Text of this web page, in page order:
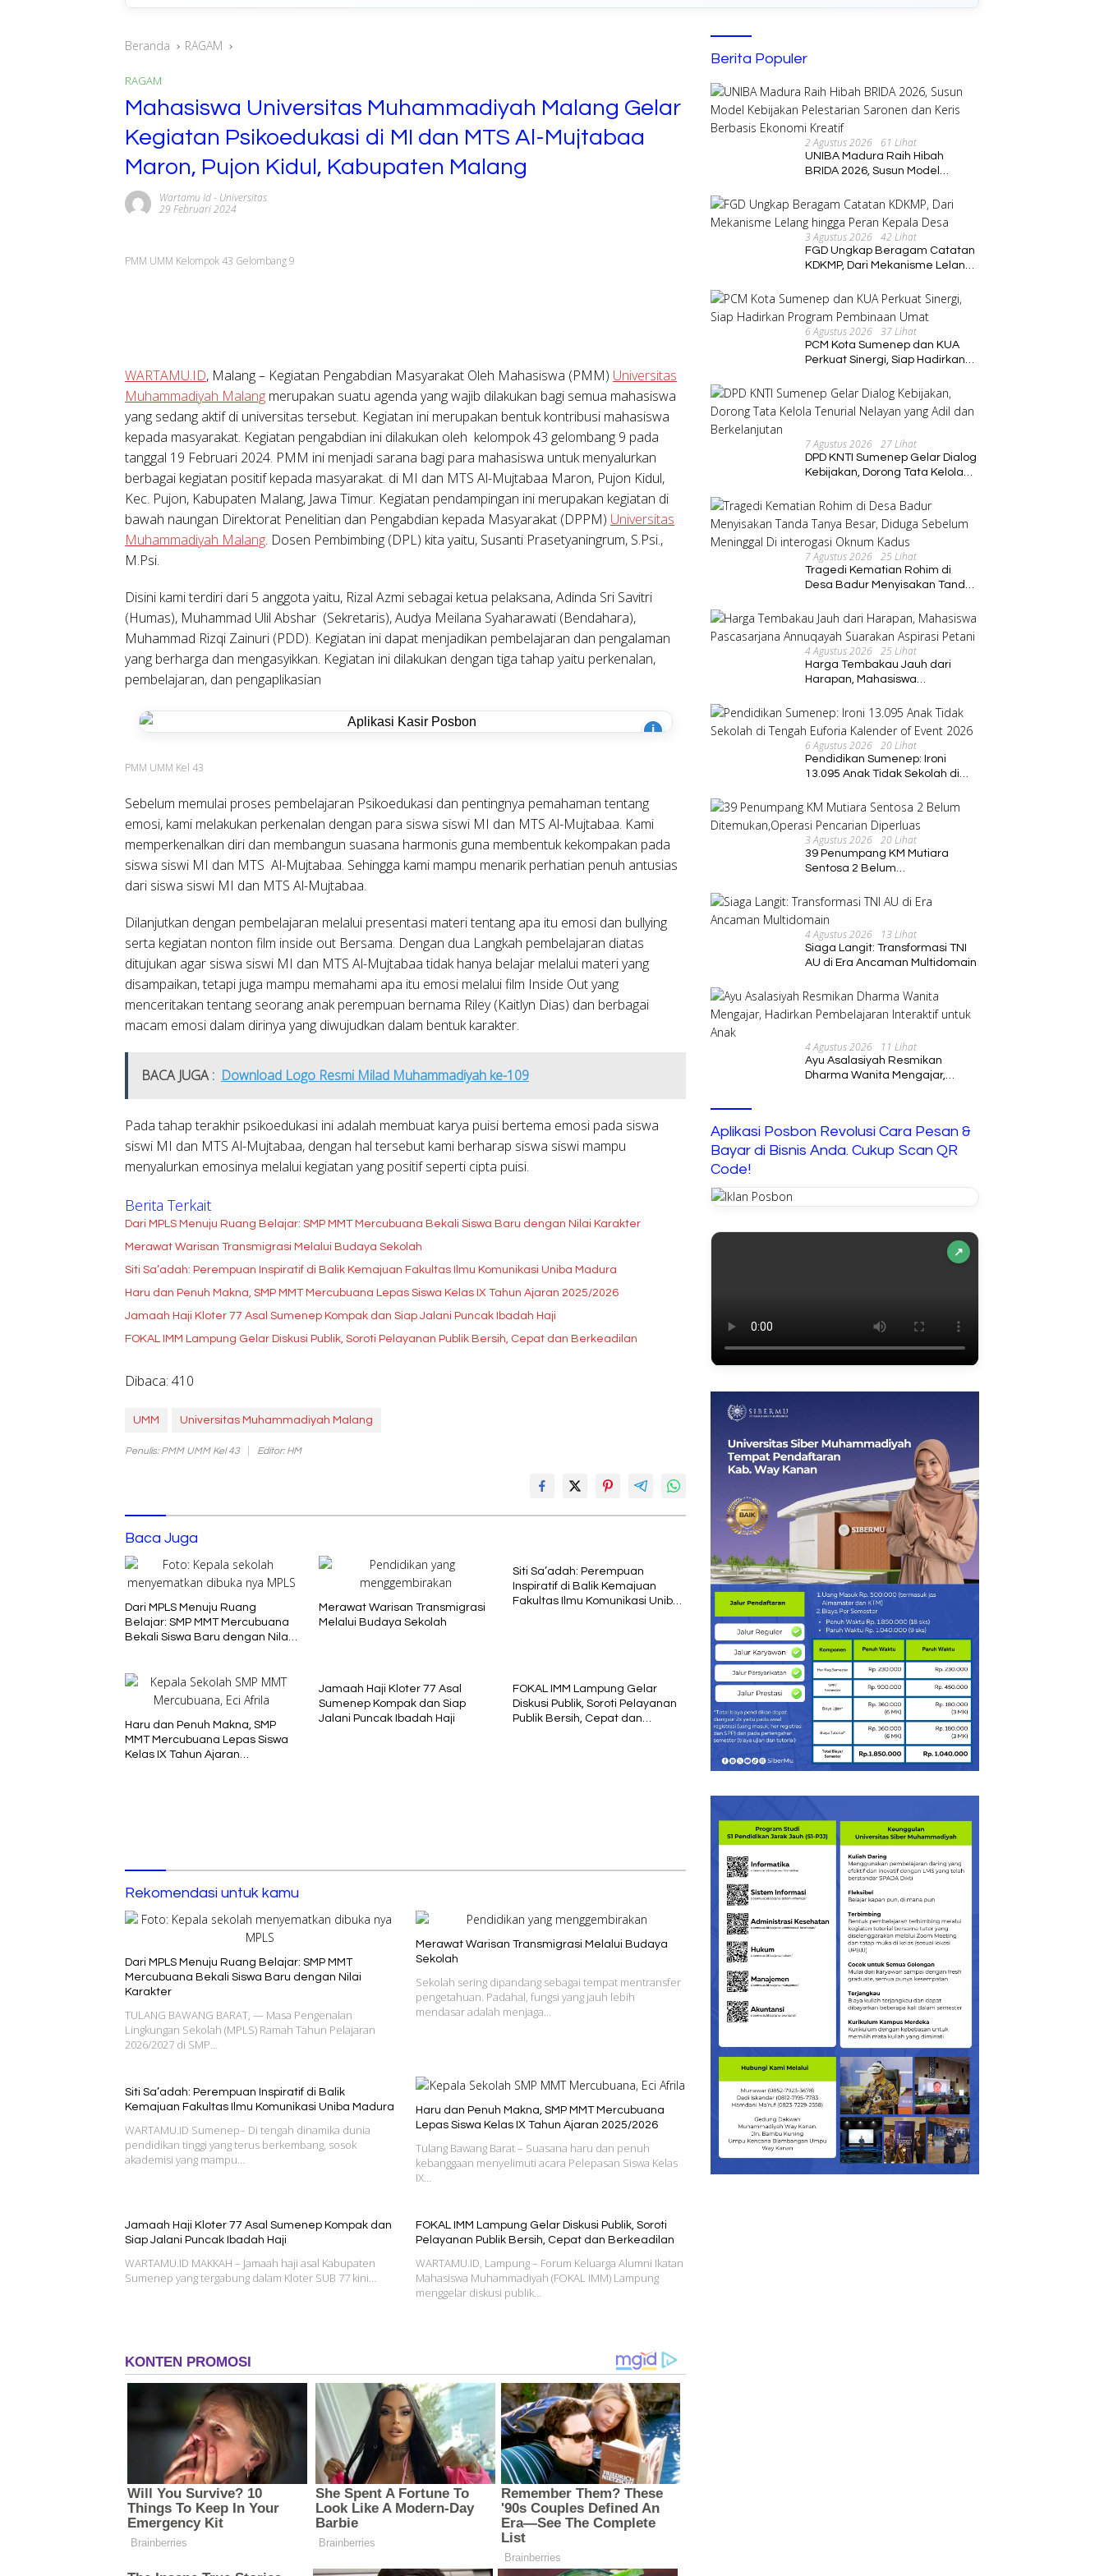
Beranda RAGAM
RAGAM
Mahasiswa Universitas Muhammadiyah Malang Gelar
Kegiatan Psikoedukasi di MI dan MTS Al-Mujtabaa
Maron, Pujon Kidul, Kabupaten Malang
Wartamu Id- Universitas
29 Februari 2024
PMM UMM Kelompok 43 Gelombang 9
WARTAMU.ID, Malang – Kegiatan Pengabdian Masyarakat Oleh Mahasiswa (PMM) Universitas
Muhammadiyah Malang merupakan suatu agenda yang wajib dilakukan bagi semua mahasiswa
yang sedang aktif di universitas tersebut. Kegiatan ini merupakan bentuk kontribusi mahasiswa
kepada masyarakat. Kegiatan pengabdian ini dilakukan oleh kelompok 43 gelombang 9 pada
tanggal 19 Februari 2024. PMM ini menjadi sarana bagi para mahasiswa untuk menyalurkan
berbagai kegiatan positif kepada masyarakat. di MI dan MTS Al-Mujtabaa Maron, Pujon Kidul,
Kec. Pujon, Kabupaten Malang, Jawa Timur. Kegiatan pendampingan ini merupakan kegiatan di
bawah naungan Direktorat Penelitian dan Pengabdian kepada Masyarakat (DPPM) Universitas
Muhammadiyah Malang. Dosen Pembimbing (DPL) kita yaitu, Susanti Prasetyaningrum, S.Psi.,
M.Psi.
Disini kami terdiri dari 5 anggota yaitu, Rizal Azmi sebagai ketua pelaksana, Adinda Sri Savitri
(Humas), Muhammad Ulil Abshar (Sekretaris), Audya Meilana Syaharawati (Bendahara),
Muhammad Rizqi Zainuri (PDD). Kegiatan ini dapat menjadikan pembelajaran dan pengalaman
yang berharga dan mengasyikkan. Kegiatan ini dilakukan dengan tiga tahap yaitu perkenalan,
pembelajaran, dan pengaplikasian
i
PMM UMM Kel 43
Sebelum memulai proses pembelajaran Psikoedukasi dan pentingnya pemahaman tentang
emosi, kami melakukan perkenalan dengan para siswa siswi MI dan MTS Al-Mujtabaa. Kami
memperkenalkan diri dan membangun suasana harmonis guna membentuk kekompakan pada
siswa siswi MI dan MTS Al-Mujtabaa. Sehingga kami mampu menarik perhatian penuh antusias
dari siswa siswi MI dan MTS Al-Mujtabaa.
Dilanjutkan dengan pembelajaran melalui presentasi materi tentang apa itu emosi dan bullying
serta kegiatan nonton film inside out Bersama. Dengan dua Langkah pembelajaran diatas
ditujukan agar siswa siswi MI dan MTS Al-Mujtabaa tidak hanya belajar melalui materi yang
disampaikan, tetapi juga mampu memahami apa itu emosi melalui film Inside Out yang
menceritakan tentang seorang anak perempuan bernama Riley (Kaitlyn Dias) dan berbagai
macam emosi dalam dirinya yang diwujudkan dalam bentuk karakter.
BACA JUGA : Download Logo Resmi Milad Muhammadiyah ke-109
Pada tahap terakhir psikoedukasi ini adalah membuat karya puisi bertema emosi pada siswa
siswi MI dan MTS Al-Mujtabaa, dengan hal tersebut kami berharap siswa siswi mampu
menyalurkan emosinya melalui kegiatan yang positif seperti cipta puisi.
Berita Terkait
Dari MPLS Menuju Ruang Belajar: SMP MMT Mercubuana Bekali Siswa Baru dengan Nilai Karakter
Merawat Warisan Transmigrasi Melalui Budaya Sekolah
Siti Sa’adah: Perempuan Inspiratif di Balik Kemajuan Fakultas Ilmu Komunikasi Uniba Madura
Haru dan Penuh Makna, SMP MMT Mercubuana Lepas Siswa Kelas IX Tahun Ajaran 2025/2026
Jamaah Haji Kloter 77 Asal Sumenep Kompak dan Siap Jalani Puncak Ibadah Haji
FOKAL IMM Lampung Gelar Diskusi Publik, Soroti Pelayanan Publik Bersih, Cepat dan Berkeadilan
Dibaca: 410
UMM Universitas Muhammadiyah Malang
Penulis: PMM UMM Kel 43 Editor: HM
Baca Juga
Dari MPLS Menuju Ruang
Belajar: SMP MMT Mercubuana
Bekali Siswa Baru dengan Nilai
Merawat Warisan Transmigrasi
Melalui Budaya Sekolah
Siti Sa’adah: Perempuan
Inspiratif di Balik Kemajuan
Fakultas Ilmu Komunikasi Uniba
Haru dan Penuh Makna, SMP
MMT Mercubuana Lepas Siswa
Kelas IX Tahun Ajaran
Jamaah Haji Kloter 77 Asal
Sumenep Kompak dan Siap
Jalani Puncak Ibadah Haji
FOKAL IMM Lampung Gelar
Diskusi Publik, Soroti Pelayanan
Publik Bersih, Cepat dan
Rekomendasi untuk kamu
Dari MPLS Menuju Ruang Belajar: SMP MMT
Mercubuana Bekali Siswa Baru dengan Nilai
Karakter
TULANG BAWANG BARAT, — Masa Pengenalan
Lingkungan Sekolah (MPLS) Ramah Tahun Pelajaran
2026/2027 di SMP…
Merawat Warisan Transmigrasi Melalui Budaya
Sekolah
Sekolah sering dipandang sebagai tempat mentransfer
pengetahuan. Padahal, fungsi yang jauh lebih
mendasar adalah menjaga…
Siti Sa’adah: Perempuan Inspiratif di Balik
Kemajuan Fakultas Ilmu Komunikasi Uniba Madura
WARTAMU.ID Sumenep– Di tengah dinamika dunia
pendidikan tinggi yang terus berkembang, sosok
akademisi yang mampu…
Haru dan Penuh Makna, SMP MMT Mercubuana
Lepas Siswa Kelas IX Tahun Ajaran 2025/2026
Tulang Bawang Barat – Suasana haru dan penuh
kebanggaan menyelimuti acara Pelepasan Siswa Kelas
IX…
Jamaah Haji Kloter 77 Asal Sumenep Kompak dan
Siap Jalani Puncak Ibadah Haji
WARTAMU.ID MAKKAH – Jamaah haji asal Kabupaten
Sumenep yang tergabung dalam Kloter SUB 77 kini…
FOKAL IMM Lampung Gelar Diskusi Publik, Soroti
Pelayanan Publik Bersih, Cepat dan Berkeadilan
WARTAMU.ID, Lampung – Forum Keluarga Alumni Ikatan
Mahasiswa Muhammadiyah (FOKAL IMM) Lampung
menggelar diskusi publik…
Berita Populer
2 Agustus 2026 61 Lihat
UNIBA Madura Raih Hibah
BRIDA 2026, Susun Model
dan Keris Berbasis Ekonomi
Kreatif
3 Agustus 2026 42 Lihat
FGD Ungkap Beragam Catatan
KDKMP, Dari Mekanisme Lelang
6 Agustus 2026 37 Lihat
PCM Kota Sumenep dan KUA
Perkuat Sinergi, Siap Hadirkan
7 Agustus 2026 27 Lihat
DPD KNTI Sumenep Gelar Dialog
Kebijakan, Dorong Tata Kelola
Berkelanjutan
7 Agustus 2026 25 Lihat
Tragedi Kematian Rohim di
Desa Badur Menyisakan Tanda
Meninggal Di interogasi Oknum
Kadus
4 Agustus 2026 25 Lihat
Harga Tembakau Jauh dari
Harapan, Mahasiswa
Suarakan Aspirasi Petani
6 Agustus 2026 20 Lihat
Pendidikan Sumenep: Ironi
13.095 Anak Tidak Sekolah di
Event 2026
3 Agustus 2026 20 Lihat
39 Penumpang KM Mutiara
Sentosa 2 Belum
Diperluas
4 Agustus 2026 13 Lihat
Siaga Langit: Transformasi TNI
AU di Era Ancaman Multidomain
4 Agustus 2026 11 Lihat
Ayu Asalasiyah Resmikan
Dharma Wanita Mengajar,
Aplikasi Posbon Revolusi Cara Pesan &
Bayar di Bisnis Anda. Cukup Scan QR
Code!
↗